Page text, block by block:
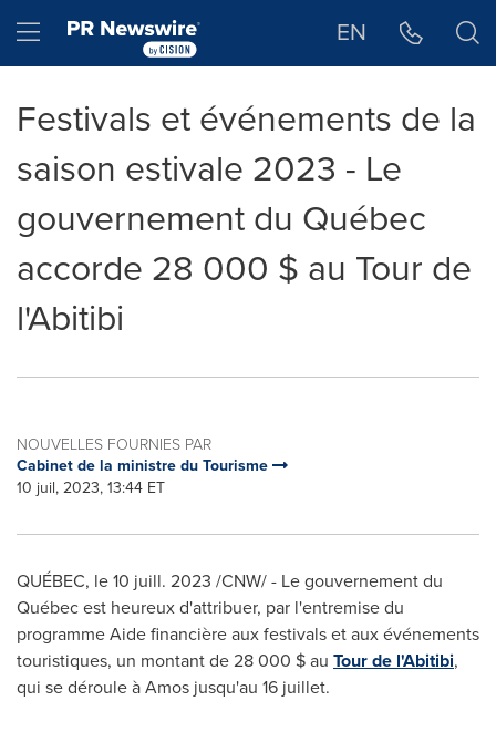
Hamburger menu EN
Festivals et événements de la
saison estivale 2023 - Le
gouvernement du Québec
accorde 28 000 $ au Tour de
l'Abitibi
NOUVELLES FOURNIES PAR
Cabinet de la ministre du Tourisme
10 juil, 2023, 13:44 ET
QUÉBEC, le 10 juill. 2023 /CNW/ - Le gouvernement du
Québec est heureux d'attribuer, par l'entremise du
programme Aide financière aux festivals et aux événements
touristiques, un montant de 28 000 $ au Tour de l'Abitibi,
qui se déroule à Amos jusqu'au 16 juillet.